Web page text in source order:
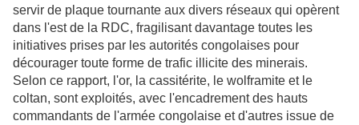
servir de plaque tournante aux divers réseaux qui opèrent
dans l'est de la RDC, fragilisant davantage toutes les
initiatives prises par les autorités congolaises pour
décourager toute forme de trafic illicite des minerais.
Selon ce rapport, l'or, la cassitérite, le wolframite et le
coltan, sont exploités, avec l'encadrement des hauts
commandants de l'armée congolaise et d'autres issue de